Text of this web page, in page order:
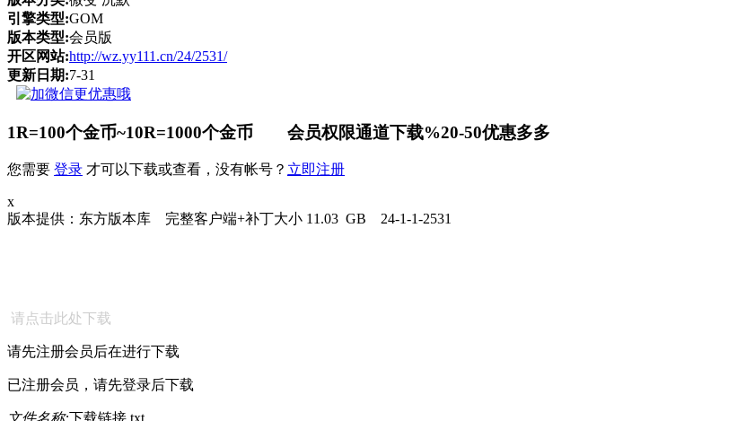
引擎类型:GOM
版本类型:会员版
开区网站:http://wz.yy111.cn/24/2531/
更新日期:7-31
1R=100个金币~10R=1000个金币 会员权限通道下载%20-50优惠多多
您需要 登录 才可以下载或查看，没有帐号？ 立即注册
x
版本提供：东方版本库 完整客户端+补丁大小 11.03 GB 24-1-1-2531
请点击此处下载
请先注册会员后在进行下载
已注册会员，请先登录后下载